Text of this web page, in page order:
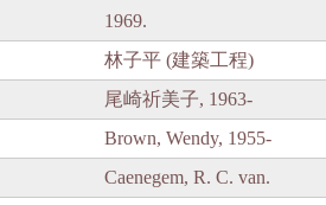
1969.
林子平 (建築工程)
尾崎祈美子, 1963-
Brown, Wendy, 1955-
Caenegem, R. C. van.